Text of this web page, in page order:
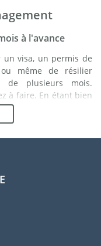
à l'avance
un visa, un permis de
même de résilier
de plusieurs mois.
à faire. En étant bien
de votre
d'avoir une
ainsi qu'un réseau